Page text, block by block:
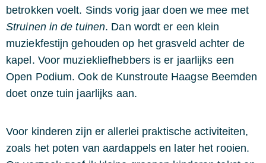
betrokken voelt. Sinds vorig jaar doen we mee met
Struinen in de tuinen. Dan wordt er een klein
muziekfestijn gehouden op het grasveld achter de
kapel. Voor muziekliefhebbers is er jaarlijks een
Open Podium. Ook de Kunstroute Haagse Beemden
doet onze tuin jaarlijks aan.
Voor kinderen zijn er allerlei praktische activiteiten,
zoals het poten van aardappels en later het rooien.